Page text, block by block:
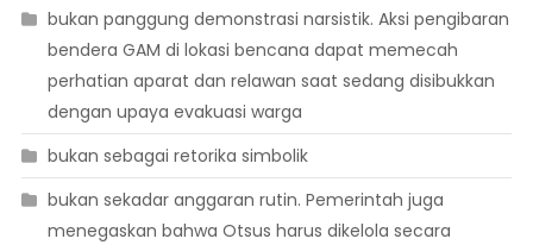
bukan panggung demonstrasi narsistik. Aksi pengibaran
bendera GAM di lokasi bencana dapat memecah
perhatian aparat dan relawan saat sedang disibukkan
dengan upaya evakuasi warga
bukan sebagai retorika simbolik
bukan sekadar anggaran rutin. Pemerintah juga
menegaskan bahwa Otsus harus dikelola secara